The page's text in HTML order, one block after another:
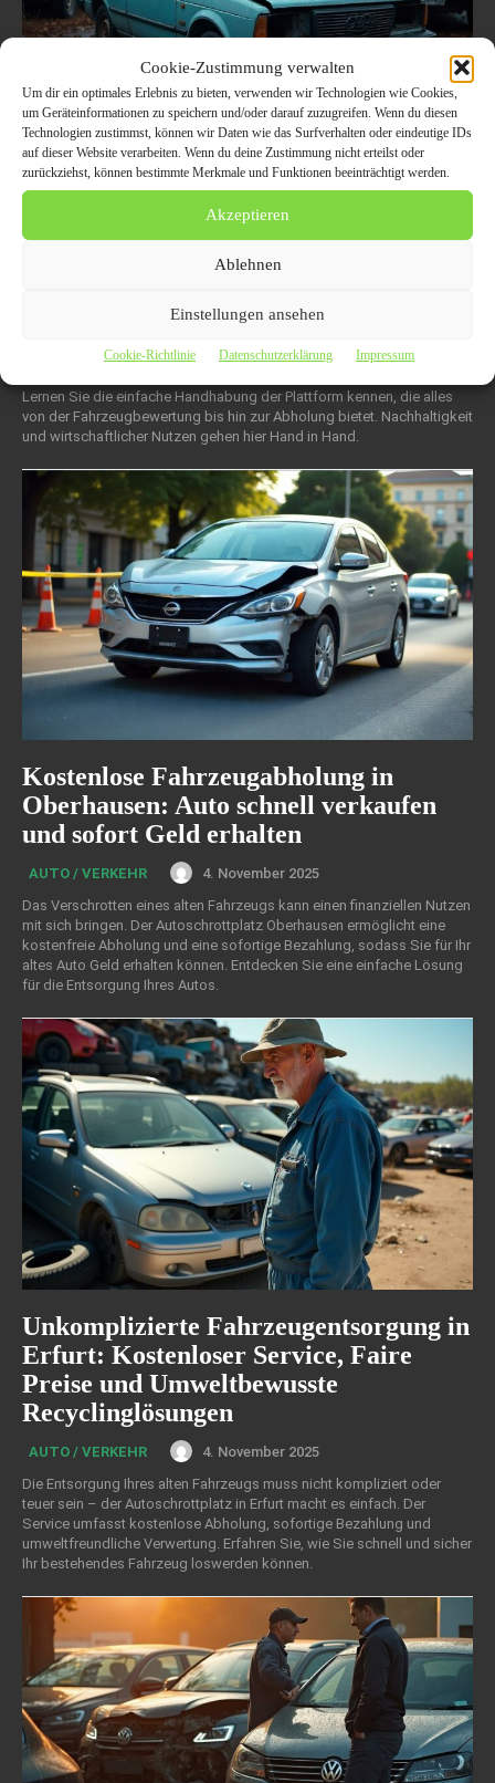
Cookie-Zustimmung verwalten
Um dir ein optimales Erlebnis zu bieten, verwenden wir Technologien wie Cookies,
um Geräteinformationen zu speichern und/oder darauf zuzugreifen. Wenn du diesen
Technologien zustimmst, können wir Daten wie das Surfverhalten oder eindeutige IDs
auf dieser Website verarbeiten. Wenn du deine Zustimmung nicht erteilst oder
zurückziehst, können bestimmte Merkmale und Funktionen beeinträchtigt werden.
Akzeptieren
Ablehnen
Einstellungen ansehen
Cookie-Richtlinie Datenschutzerklärung Impressum
Rostock Autoschrottplatz: Von der
Fahrzeugbewertung über die
Kostenlose Abholung bis zur
Zertifizierten Verwertung alles unter
AUTO NACHRICHTEN
4. November 2025
In Rostock gibt es eine Lösung für die umweltgerechte Entsorgung
Lernen Sie die einfache Handhabung der Plattform kennen, die alles
von der Fahrzeugbewertung bis hin zur Abholung bietet. Nachhaltigkeit
und wirtschaftlicher Nutzen gehen hier Hand in Hand.
Kostenlose Fahrzeugabholung in
Oberhausen: Auto schnell verkaufen
und sofort Geld erhalten
AUTO / VERKEHR
4. November 2025
Das Verschrotten eines alten Fahrzeugs kann einen finanziellen Nutzen
mit sich bringen. Der Autoschrottplatz Oberhausen ermöglicht eine
kostenfreie Abholung und eine sofortige Bezahlung, sodass Sie für Ihr
altes Auto Geld erhalten können. Entdecken Sie eine einfache Lösung
für die Entsorgung Ihres Autos.
Unkomplizierte Fahrzeugentsorgung in
Erfurt: Kostenloser Service, Faire
Preise und Umweltbewusste
Recyclinglösungen
AUTO / VERKEHR
4. November 2025
Die Entsorgung Ihres alten Fahrzeugs muss nicht kompliziert oder
teuer sein – der Autoschrottplatz in Erfurt macht es einfach. Der
Service umfasst kostenlose Abholung, sofortige Bezahlung und
umweltfreundliche Verwertung. Erfahren Sie, wie Sie schnell und sicher
Ihr bestehendes Fahrzeug loswerden können.